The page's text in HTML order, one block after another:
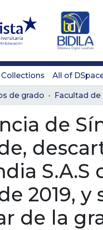
All of
de grado
de
2019,
de la